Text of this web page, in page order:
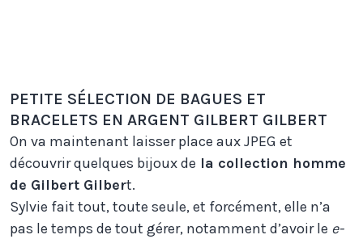
PETITE SÉLECTION DE BAGUES ET
BRACELETS EN ARGENT GILBERT GILBERT
On va maintenant laisser place aux JPEG et
découvrir quelques bijoux de la collection homme
de Gilbert Gilbert.
Sylvie fait tout, toute seule, et forcément, elle n’a
pas le temps de tout gérer, notamment d’avoir le e-